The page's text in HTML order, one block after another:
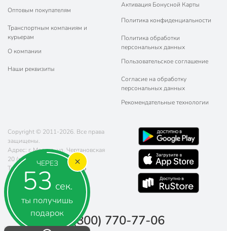
ЧЕРЕЗ
52 сек.
ты получишь
подарок
Оптовым покупателям
Транспортным компаниям и
курьерам
О компании
Наши реквизиты
Активация Бонусной Карты
Политика конфиденциальности
Политика обработки
персональных данных
Пользовательское соглашение
Согласие на обработку
персональных данных
Рекомендательные технологии
Copyright © 2011-2026. Все права
защищены.
Адрес: г. Москва, ул. Чертановская
20 (метро Южная)
Телефон:
8 (800) 770-77-06
Почта:sales@poryadok.ru
8 (800) 770-77-06